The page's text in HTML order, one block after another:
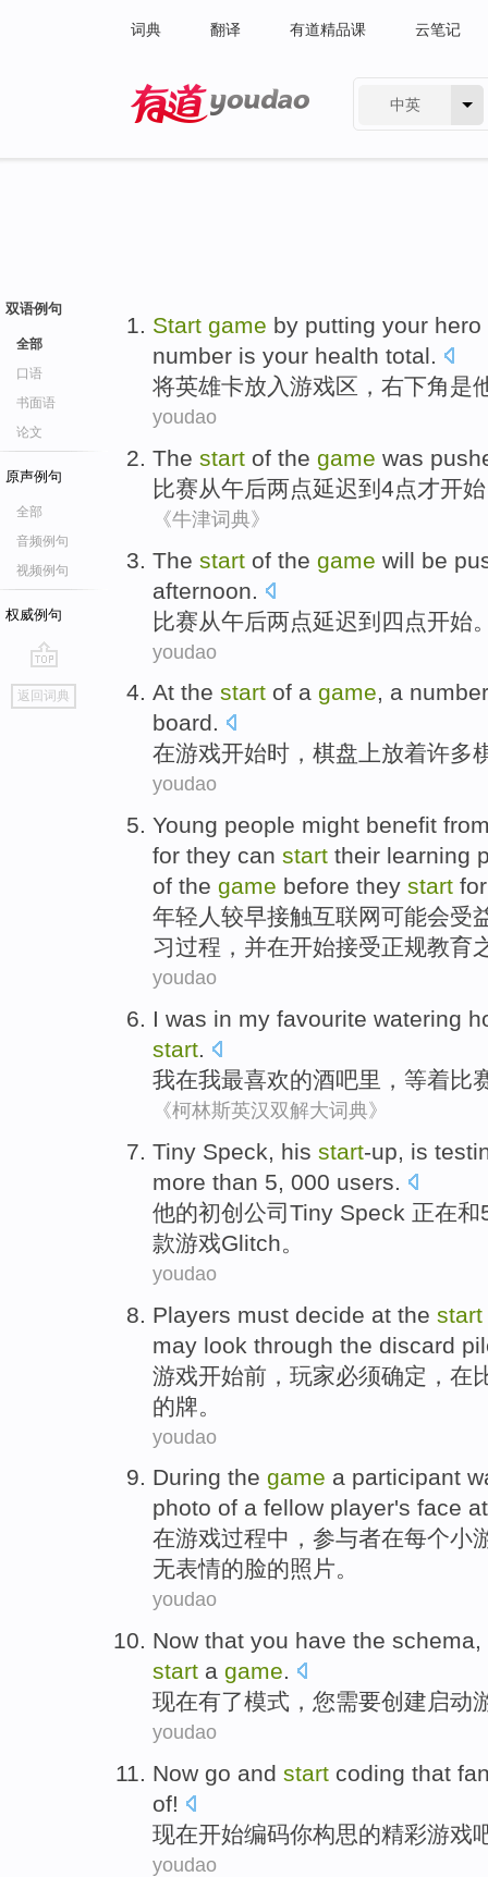
词典 翻译 有道精品课 云笔记
中英
双语例句
全部
口语
书面语
论文
原声例句
全部
音频例句
视频例句
权威例句
go
top
返回词典
Start game by putting your hero
number is your health total.
将英雄卡放入游戏区， 右下角是
youdao
The start of the game was
比赛从午后两点延迟到 4点才开始
《牛津词典》
The start of the game will be
afternoon
比赛从午后两点延迟到 四点开始
youdao
At the start of a game, a number
board.
在游戏开始时 ， 棋盘 上放着许多
youdao
Young people might benefit
for they can start their learning
of the game before they start
年轻人 较早接触互联网可能会受
习过程 ， 并在开始接受正规教育
youdao
I was in my favourite watering
start.
我在我最喜欢的酒吧里， 等着比
《柯林斯英汉双解大词典》
Tiny Speck, his start-up, is
more than 5, 000 users.
他的初创公司 Tiny Speck 正在和
款游戏Glitch。
youdao
Players must decide at the start
may look through the discard
游戏开始前 ， 玩家必须确定 ， 在
的牌。
youdao
During the game a participant
photo of a fellow player's face at
在游戏过程中， 参与者在每个小
无表情的脸的照片。
youdao
Now that you have the schema,
start a game.
现在有了模式 ， 您需要创建启动
youdao
Now go and start coding that
of!
现在开始编码你构思的精彩游戏
youdao